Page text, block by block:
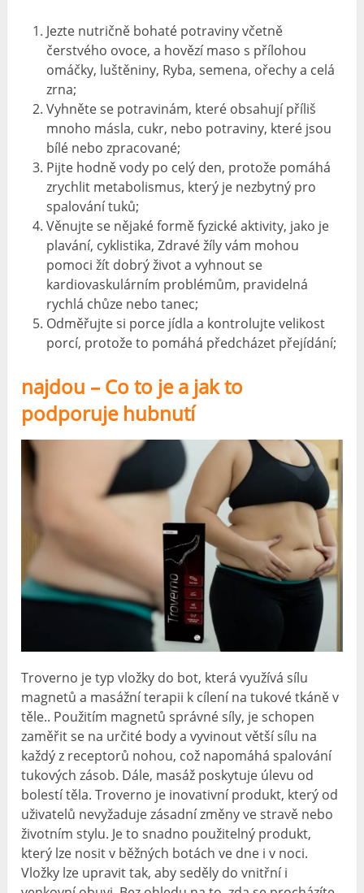
Jezte nutričně bohaté potraviny včetně
čerstvého ovoce, a hovězí maso s přílohou
omáčky, luštěniny, Ryba, semena, ořechy a celá
zrna;
Vyhněte se potravinám, které obsahují příliš
mnoho másla, cukr, nebo potraviny, které jsou
bílé nebo zpracované;
Pijte hodně vody po celý den, protože pomáhá
zrychlit metabolismus, který je nezbytný pro
spalování tuků;
Věnujte se nějaké formě fyzické aktivity, jako je
plavání, cyklistika, Zdravé žíly vám mohou
pomoci žít dobrý život a vyhnout se
kardiovaskulárním problémům, pravidelná
rychlá chůze nebo tanec;
Odměřujte si porce jídla a kontrolujte velikost
porcí, protože to pomáhá předcházet přejídání;
najdou – Co to je a jak to
podporuje hubnutí
Troverno je typ vložky do bot, která využívá sílu
magnetů a masážní terapii k cílení na tukové tkáně v
těle.. Použitím magnetů správné síly, je schopen
zaměřit se na určité body a vyvinout větší sílu na
každý z receptorů nohou, což napomáhá spalování
tukových zásob. Dále, masáž poskytuje úlevu od
bolestí těla. Troverno je inovativní produkt, který od
uživatelů nevyžaduje zásadní změny ve stravě nebo
životním stylu. Je to snadno použitelný produkt,
který lze nosit v běžných botách ve dne i v noci.
Vložky lze upravit tak, aby seděly do vnitřní i